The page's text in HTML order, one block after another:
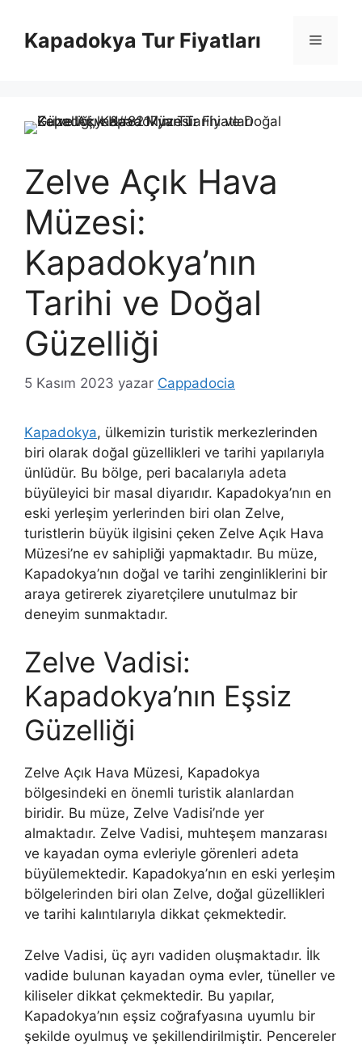
Kapadokya Tur Fiyatları Menü
Zelve Açık Hava
Müzesi:
Kapadokya’nın
Tarihi ve Doğal
Güzelliği
5 Kasım 2023 yazar Cappadocia
Kapadokya, ülkemizin turistik merkezlerinden
biri olarak doğal güzellikleri ve tarihi yapılarıyla
ünlüdür. Bu bölge, peri bacalarıyla adeta
büyüleyici bir masal diyarıdır. Kapadokya’nın en
eski yerleşim yerlerinden biri olan Zelve,
turistlerin büyük ilgisini çeken Zelve Açık Hava
Müzesi’ne ev sahipliği yapmaktadır. Bu müze,
Kapadokya’nın doğal ve tarihi zenginliklerini bir
araya getirerek ziyaretçilere unutulmaz bir
deneyim sunmaktadır.
Zelve Vadisi:
Kapadokya’nın Eşsiz
Güzelliği
Zelve Açık Hava Müzesi, Kapadokya
bölgesindeki en önemli turistik alanlardan
biridir. Bu müze, Zelve Vadisi’nde yer
almaktadır. Zelve Vadisi, muhteşem manzarası
ve kayadan oyma evleriyle görenleri adeta
büyülemektedir. Kapadokya’nın en eski yerleşim
bölgelerinden biri olan Zelve, doğal güzellikleri
ve tarihi kalıntılarıyla dikkat çekmektedir.
Zelve Vadisi, üç ayrı vadiden oluşmaktadır. İlk
vadide bulunan kayadan oyma evler, tüneller ve
kiliseler dikkat çekmektedir. Bu yapılar,
Kapadokya’nın eşsiz coğrafyasına uyumlu bir
şekilde oyulmuş ve şekillendirilmiştir. Pencereler